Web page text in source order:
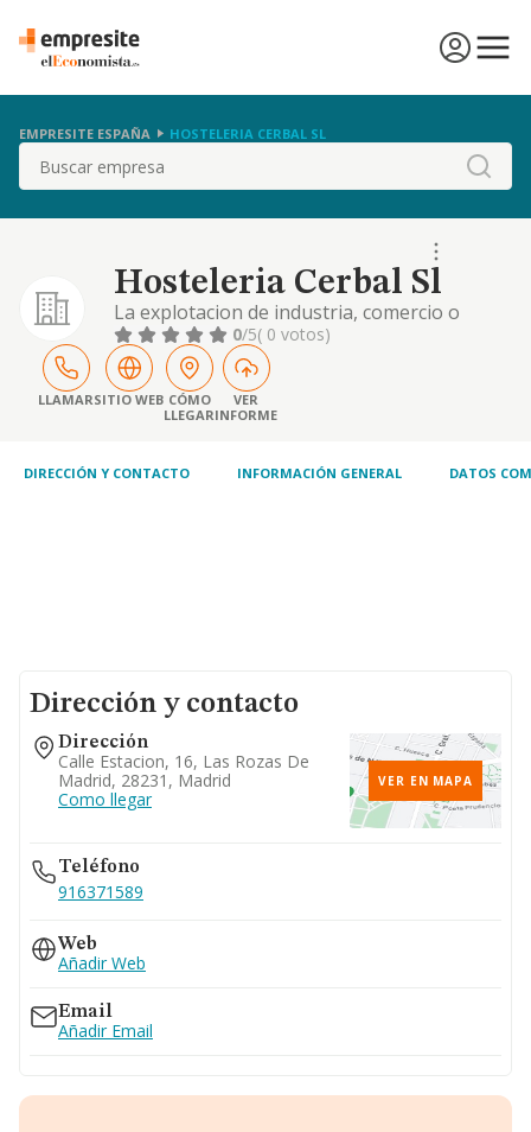
EMPRESITE ESPAÑA HOSTELERIA CERBAL SL
Buscar
Hosteleria Cerbal Sl
La explotacion de industria, comercio o
negocio relacionado con la hosteleria, asi
como la explotacion y comercializacion de
locales para dichos fines. la venta al por
mayor y detalle.
0/5( 0 votos)
LLAMARSITIO WEB CÓMO
LLEGAR
VER
INFORME
DIRECCIÓN Y CONTACTO INFORMACIÓN GENERAL DATOS
Dirección y contacto
Dirección
Calle Estacion, 16, Las Rozas De
Madrid, 28231, Madrid
Como llegar
VER EN MAPA
Teléfono
916371589
Web
Añadir Web
Email
Añadir Email